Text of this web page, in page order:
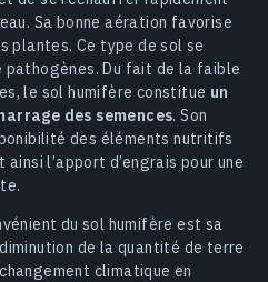
Sa bonne aération favorise
plantes. Ce type de sol se
pathogènes. Du fait de la faible
le sol humifère constitue un
des semences. Son
des éléments nutritifs
l’apport d’engrais pour une
du sol humifère est sa
de la quantité de terre
climatique en